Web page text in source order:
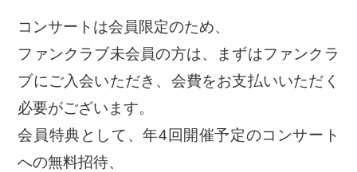
コンサートは会員限定のため、
ファンクラブ未会員の方は、まずはファンクラ
ブにご入会いただき、会費をお支払いいただく
必要がございます。
会員特典として、年4回開催予定のコンサート
への無料招待、